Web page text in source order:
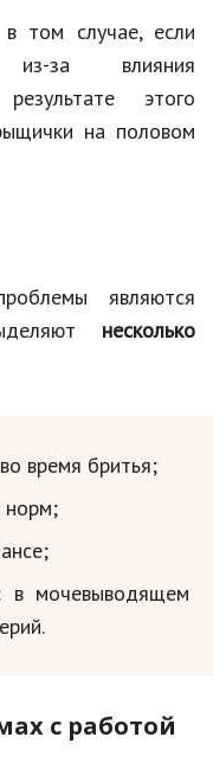
том случае, если
за влияния
этого
на половом
являются
несколько
время бритья;
норм;
в мочевыводящем
с работой